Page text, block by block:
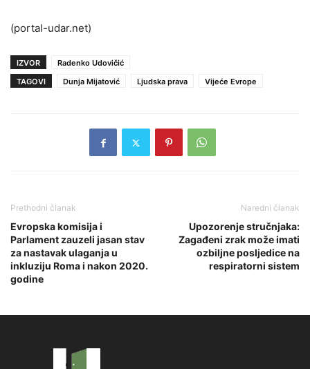
(portal-udar.net)
IZVOR
Radenko Udovičić
TAGOVI
Dunja Mijatović Ljudska prava Vijeće Evrope
Prethodni članak
Evropska komisija i
Parlament zauzeli jasan stav
za nastavak ulaganja u
inkluziju Roma i nakon 2020.
godine
Naredni članak
Upozorenje stručnjaka:
Zagađeni zrak može imati
ozbiljne posljedice na
respiratorni sistem